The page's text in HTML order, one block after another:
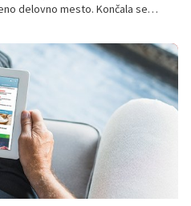
delovno mesto. Končala sem